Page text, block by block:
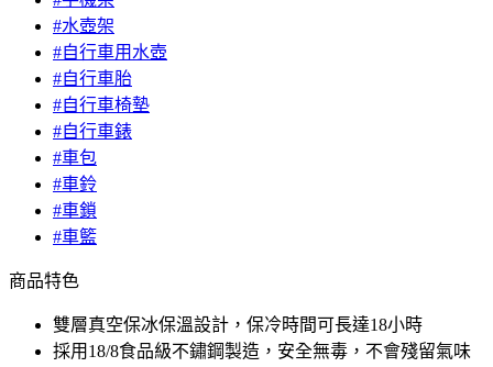
#水壺架
#自行車用水壺
#自行車胎
#自行車椅墊
#自行車錶
#車包
#車鈴
#車鎖
#車籃
商品特色
雙層真空保冰保溫設計，保冷時間可長達18小時
採用18/8食品級不鏽鋼製造，安全無毒，不會殘留氣味